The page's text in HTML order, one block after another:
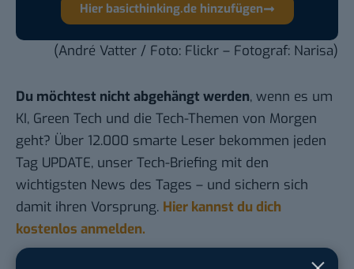
Hier basicthinking.de hinzufügen
(André Vatter / Foto: Flickr – Fotograf: Narisa)
Du möchtest nicht abgehängt werden, wenn es um
KI, Green Tech und die Tech-Themen von Morgen
geht? Über 12.000 smarte Leser bekommen jeden
Tag UPDATE, unser Tech-Briefing mit den
wichtigsten News des Tages – und sichern sich
damit ihren Vorsprung. Hier kannst du dich
kostenlos anmelden.